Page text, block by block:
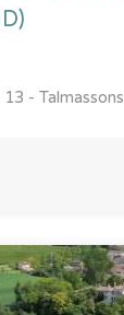
- Talmassons